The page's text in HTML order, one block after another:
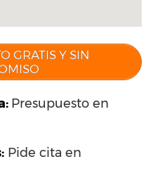
GRATIS Y SIN
Presupuesto en
: Pide cita en